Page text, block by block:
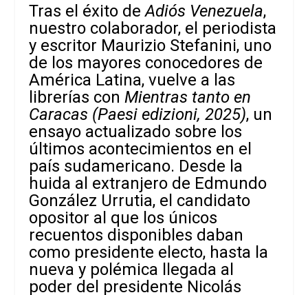
Tras el éxito deAdiós Venezuela,
nuestro colaborador, el periodista
y escritor Maurizio Stefanini, uno
de los mayores conocedores de
América Latina, vuelve a las
librerías conMientras tanto en
Caracas (Paesi edizioni, 2025), un
ensayo actualizado sobre los
últimos acontecimientos en el
país sudamericano. Desde la
huida al extranjero de Edmundo
González Urrutia, el candidato
opositor al que los únicos
recuentos disponibles daban
como presidente electo, hasta la
nueva y polémica llegada al
poder del presidente Nicolás